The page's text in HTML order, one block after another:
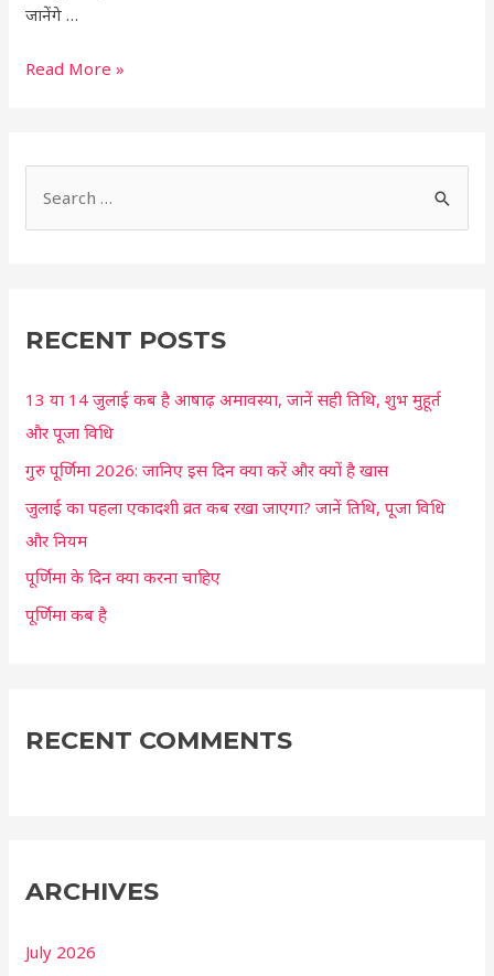
जानेंगे …
Read More »
e
c
f
o
r
:
RECENT POSTS
13 या 14 जुलाई कब है आषाढ़ अमावस्या, जानें सही तिथि, शुभ मुहूर्त
और पूजा विधि
गुरु पूर्णिमा 2026: जानिए इस दिन क्या करें और क्यों है खास
जुलाई का पहला एकादशी व्रत कब रखा जाएगा? जानें तिथि, पूजा विधि
और नियम
पूर्णिमा के दिन क्या करना चाहिए
पूर्णिमा कब है
RECENT COMMENTS
ARCHIVES
July 2026